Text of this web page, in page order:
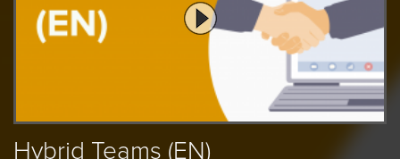
Hybrid Teams (EN)